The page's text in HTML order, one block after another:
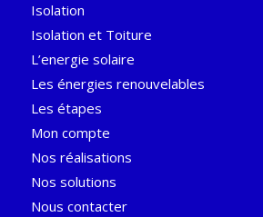
Isolation
Isolation et Toiture
L’energie solaire
Les énergies renouvelables
Les étapes
Mon compte
Nos réalisations
Nos solutions
Nous contacter